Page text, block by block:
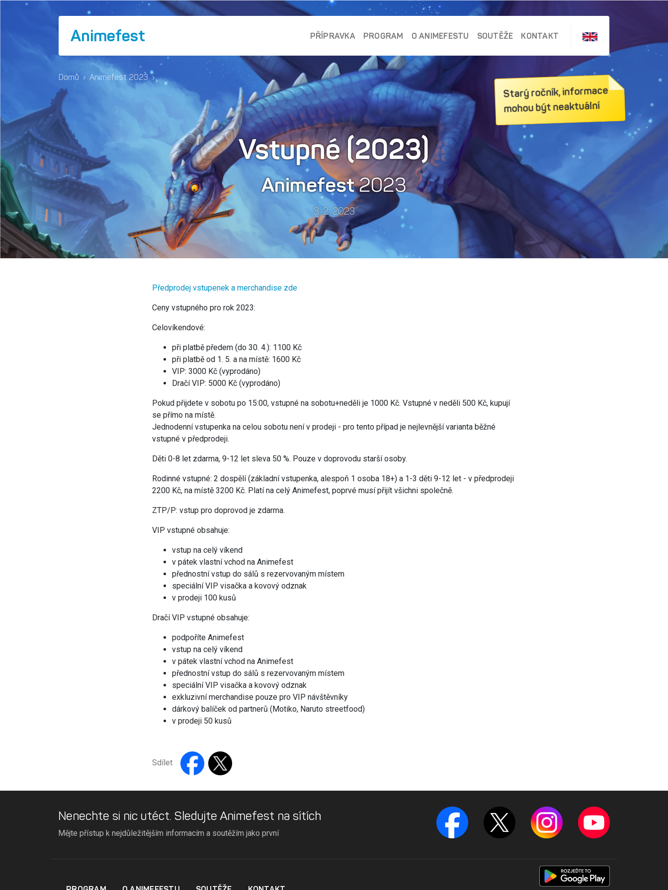
Animefest PŘÍPRAVKA PROGRAM O ANIMEFESTU SOUTĚŽE KONTAKT
Domů › Animefest 2023 ›
Vstupné (2023)
Animefest2023
3. 2. 2023
Starý ročník, informace
mohou být neaktuální
Předprodej vstupenek a merchandise zde
Ceny vstupného pro rok 2023:
Celovíkendové:
při platbě předem (do 30. 4.): 1100 Kč
při platbě od 1. 5. a na místě: 1600 Kč
VIP: 3000 Kč (vyprodáno)
Dračí VIP: 5000 Kč (vyprodáno)
Pokud přijdete v sobotu po 15:00, vstupné na sobotu+neděli je 1000 Kč. Vstupné v neděli 500 Kč, kupují
se přímo na místě.
Jednodenní vstupenka na celou sobotu není v prodeji - pro tento případ je nejlevnější varianta běžné
vstupné v předprodeji.
Děti 0-8 let zdarma, 9-12 let sleva 50 %. Pouze v doprovodu starší osoby.
Rodinné vstupné: 2 dospělí (základní vstupenka, alespoň 1 osoba 18+) a 1-3 děti 9-12 let - v předprodeji
2200 Kč, na místě 3200 Kč. Platí na celý Animefest, poprvé musí přijít všichni společně.
ZTP/P: vstup pro doprovod je zdarma.
VIP vstupné obsahuje:
vstup na celý víkend
v pátek vlastní vchod na Animefest
přednostní vstup do sálů s rezervovaným místem
speciální VIP visačka a kovový odznak
v prodeji 100 kusů
Dračí VIP vstupné obsahuje:
podpoříte Animefest
vstup na celý víkend
v pátek vlastní vchod na Animefest
přednostní vstup do sálů s rezervovaným místem
speciální VIP visačka a kovový odznak
exkluzivní merchandise pouze pro VIP návštěvníky
dárkový balíček od partnerů (Motiko, Naruto streetfood)
v prodeji 50 kusů
Sdílet
Nenechte si nic utéct. Sledujte Animefest na sítích
Mějte přístup k nejdůležitějším informacím a soutěžím jako první